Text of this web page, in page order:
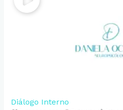
Diálogo Interno